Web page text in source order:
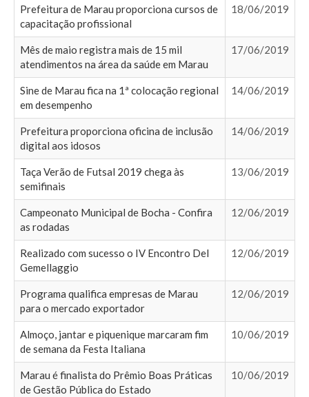
Prefeitura de Marau proporciona cursos de
capacitação profissional
18/06/2019
Mês de maio registra mais de 15 mil
atendimentos na área da saúde em Marau
17/06/2019
Sine de Marau fica na 1ª colocação regional
em desempenho
14/06/2019
Prefeitura proporciona oficina de inclusão
digital aos idosos
14/06/2019
Taça Verão de Futsal 2019 chega às
semifinais
13/06/2019
Campeonato Municipal de Bocha - Confira
as rodadas
12/06/2019
Realizado com sucesso o IV Encontro Del
Gemellaggio
12/06/2019
Programa qualifica empresas de Marau
para o mercado exportador
12/06/2019
Almoço, jantar e piquenique marcaram fim
de semana da Festa Italiana
10/06/2019
Marau é finalista do Prêmio Boas Práticas
de Gestão Pública do Estado
10/06/2019